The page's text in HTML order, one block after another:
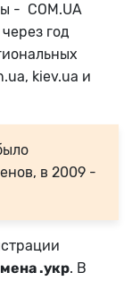
- COM.UA
через год
kiev.ua и
в 2009 -
.укр. В